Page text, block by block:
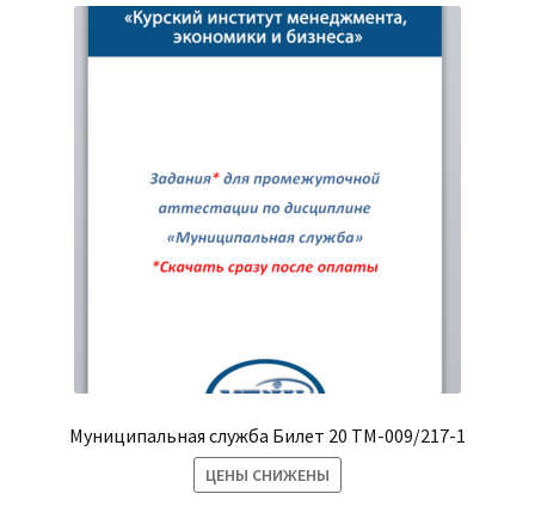
Муниципальная служба Билет 20 ТМ-009/217-1
ЦЕНЫ СНИЖЕНЫ